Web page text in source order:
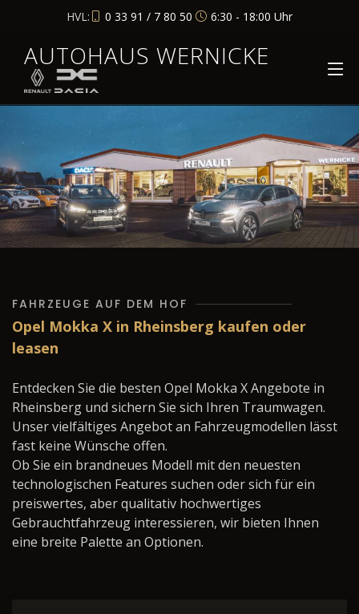
HVL: 0 33 91 / 7 80 50 6:30 - 18:00 Uhr
AUTOHAUS WERNICKE
FAHRZEUGE AUF DEM HOF
Opel Mokka X in Rheinsberg kaufen oder
leasen
Entdecken Sie die besten Opel Mokka X Angebote in
Rheinsberg und sichern Sie sich Ihren Traumwagen.
Unser vielfältiges Angebot an Fahrzeugmodellen lässt
fast keine Wünsche offen.
Ob Sie ein brandneues Modell mit den neuesten
technologischen Features suchen oder sich für ein
preiswertes, aber qualitativ hochwertiges
Gebrauchtfahrzeug interessieren, wir bieten Ihnen
eine breite Palette an Optionen.